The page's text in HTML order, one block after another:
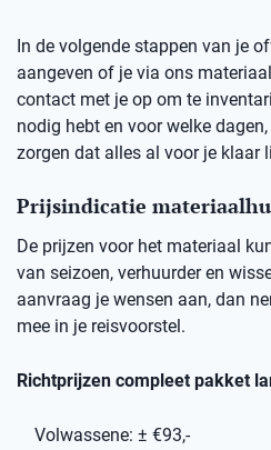
In de volgende stappen van je
aangeven of je via ons
contact met je op om te
nodig hebt en voor welke
zorgen dat alles al voor je klaar
Prijsindicatie
De prijzen voor het materiaal
van seizoen, verhuurder en
aanvraag je wensen aan, dan
mee in je reisvoorstel.
Richtprijzen compleet pakket
Volwassene: ± €93,-